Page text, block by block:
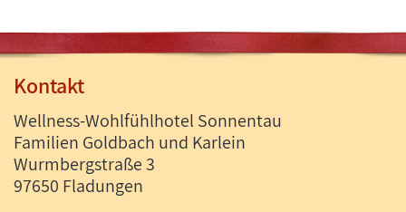
Kontakt
Wellness-Wohlfühlhotel Sonnentau
Familien Goldbach und Karlein
Wurmbergstraße 3
97650 Fladungen